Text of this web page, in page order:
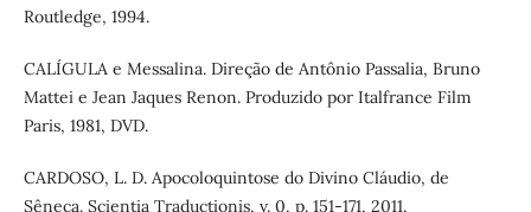
Routledge, 1994.
CALÍGULA e Messalina. Direção de Antônio Passalia, Bruno
Mattei e Jean Jaques Renon. Produzido por Italfrance Film
Paris, 1981, DVD.
CARDOSO, L. D. Apocoloquintose do Divino Cláudio, de
Sêneca. Scientia Traductionis, v. 0, p. 151-171, 2011.